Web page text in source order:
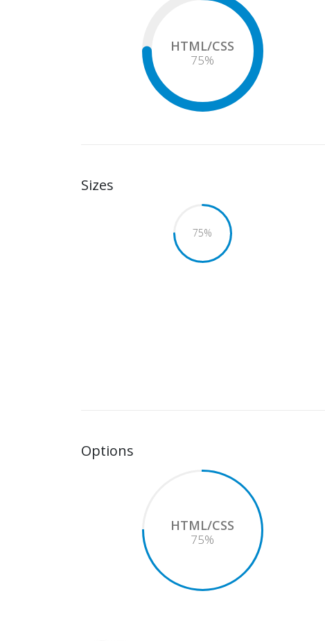
HTML/CSS
75%
Sizes
75%
Options
HTML/CSS
75%